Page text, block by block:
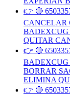
👉 🔴
CANCELAR
BADEXCUG
QUITAR
👉 🔴
BORRAR
ELIMINA
👉 🔴